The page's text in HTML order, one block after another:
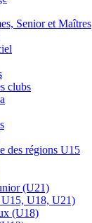
Senior et Maîtres
clubs
des régions U15
(U21)
U15, U18, U21)
(U18)